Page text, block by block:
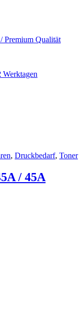
Premium Qualität
Werktagen
, Druckbedarf, Toner
/ 45A